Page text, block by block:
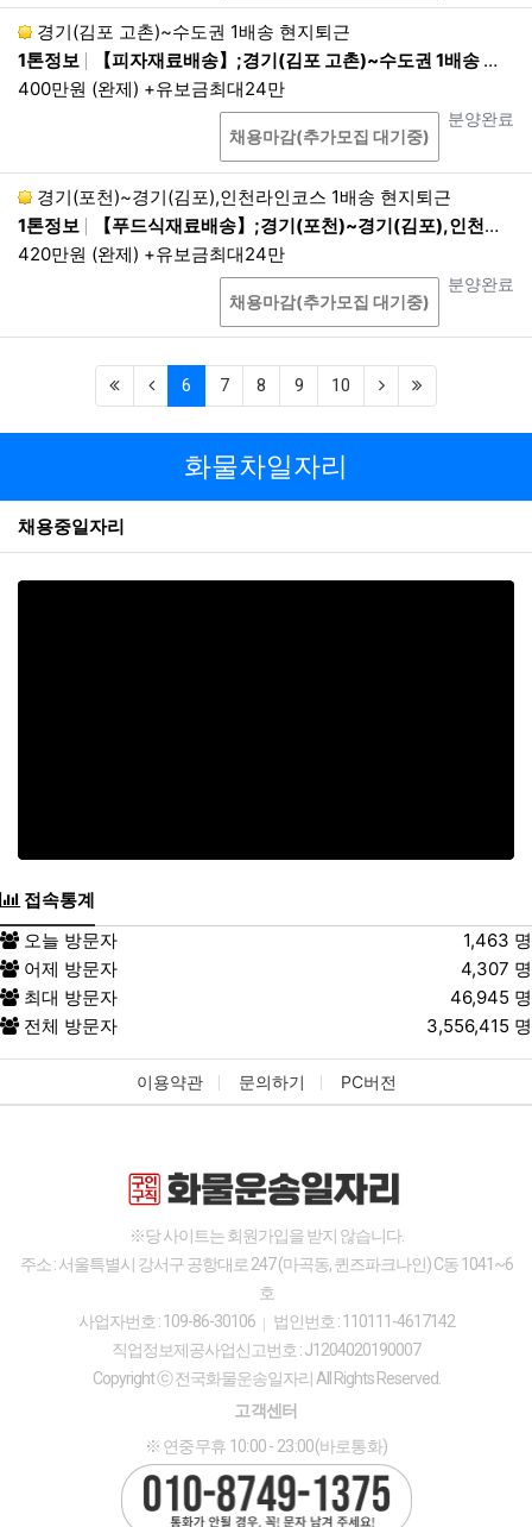
제5조. 개인정보의 파기 절차 및 방법
회사는 개인정보의 수집 및 이용목적이 달성되거나 보유기간
만료 시 해당 개인정보를 파기합니다. 파기절차 및 방법은 다음
과 같습니다. 단, 다른 법령에 의하여 해당 개인정보를 보존하
여야 하는 경우는 예외로 합니다.
파기절차
이용자가 입력한 정보는 목적 달성 후 별도의 데이터베이스
에 옮겨져(종이의 경우 별도의 서류) 내부 방침 및 기타 관련
법령에 따라 일정기간 저장된 후 혹은 즉시 파기됩니다. 이
때, 데이터베이스로 옮겨진 개인정보는 법령에 의한 경우가
아니고서는 다른 목적으로 이용되지 않습니다.
파기기한
이용자의 개인정보는 해당 보유기간이 경과된 경우에는 보
유기간의 종료일로부터 5영업일 이내에, 개인정보의 처리
것으로 인정되는 날로부터 5영업일 이내에 그 개인정보를
파기합니다. 만14세 미만 아동에 대한 법정대리인의 거부가
있거나 동의 의사가 확인되지 않는 경우 수집일로부터 5영
업일 이내에 해당 개인정보를 파기합니다.
파기방법
사항에 대해 열람, 제공, 정정을 요구할 수 있습니다.
회사이 가지고 있는 이용자의 개인정보
이용자 개인정보의 이용 및 제3자 제공
③회사에 개인정보 수집 이용 제공 등의 동
의를 한 현황
할 때까지 당해 개인정보를 이용하거나 제공하지 않
습니다.
이용자는 개인정보의 열람 등 청구를 아래의 부서
에 할 수 있습니다. 이용자의 개인정보 열람 등 청구
업무가 신속하게 처리되도록 노력하겠습니다.
<개인정보 열람 관련 문의>
개인정보 열람 관련 문의 내용표
담당부서
고객센터
010-8749-1375
이메일
{{4}}
경기(김포 고촌)~수도권 1배송 현지퇴근
1톤정보
【피자재료배송】;경기(김포 고촌)~수도권 1배송 현지퇴근;08:00~17:00 1배송 현지퇴근
400만원 (완제) +유보금최대24만
진행상태
분양완료
상담
채용마감(추가모집 대기중)
경기(포천)~경기(김포),인천라인코스 1배송 현지퇴근
1톤정보
【푸드식재료배송】;경기(포천)~경기(김포),인천라인코스 1배송 현지퇴근;04:00~13:00 1배송 현지퇴근
420만원 (완제) +유보금최대24만
진행상태
분양완료
상담
채용마감(추가모집 대기중)
(first)(previous)
6 (current)
7 8 9 10 (next)
화물차일자리
채용중일자리
접속통계
오늘 방문자
1,463 명
어제 방문자
4,307 명
최대 방문자
46,945 명
전체 방문자
3,556,415 명
이용약관 문의하기 PC버전
※당 사이트는 회원가입을 받지 않습니다.
주소 : 서울특별시 강서구 공항대로 247 (마곡동, 퀸즈파크나인) C동 1041~6
호
사업자번호 : 109-86-30106
법인번호 : 110111-4617142
직업정보제공사업신고번호 : J1204020190007
Copyright ⓒ 전국화물운송일자리 All Rights Reserved.
고객센터
※ 연중무휴 10:00 - 23:00(바로통화)